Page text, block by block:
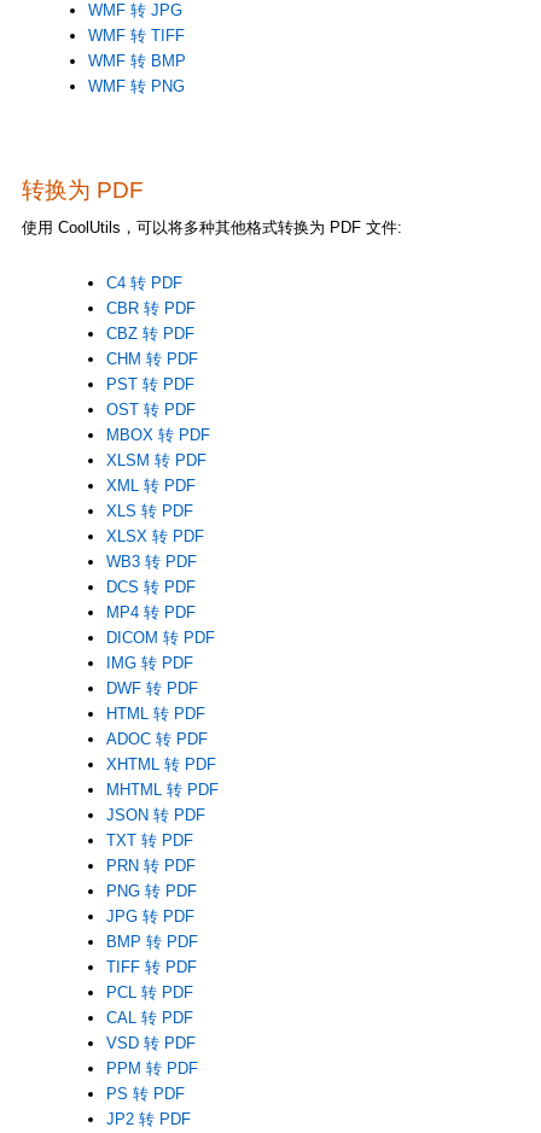
WMF 转 JPG
WMF 转 TIFF
WMF 转 BMP
WMF 转 PNG
转换为 PDF
使用 CoolUtils，可以将多种其他格式转换为 PDF 文件:
C4 转 PDF
CBR 转 PDF
CBZ 转 PDF
CHM 转 PDF
PST 转 PDF
OST 转 PDF
MBOX 转 PDF
XLSM 转 PDF
XML 转 PDF
XLS 转 PDF
XLSX 转 PDF
WB3 转 PDF
DCS 转 PDF
MP4 转 PDF
DICOM 转 PDF
IMG 转 PDF
DWF 转 PDF
HTML 转 PDF
ADOC 转 PDF
XHTML 转 PDF
MHTML 转 PDF
JSON 转 PDF
TXT 转 PDF
PRN 转 PDF
PNG 转 PDF
JPG 转 PDF
BMP 转 PDF
TIFF 转 PDF
PCL 转 PDF
CAL 转 PDF
VSD 转 PDF
PPM 转 PDF
PS 转 PDF
JP2 转 PDF